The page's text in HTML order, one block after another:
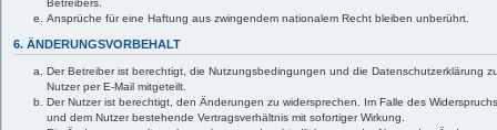
Betreibers.
Ansprüche für eine Haftung aus zwingendem nationalem Recht bleiben unberührt.
6. ÄNDERUNGSVORBEHALT
Der Betreiber ist berechtigt, die Nutzungsbedingungen und die Datenschutzerklärung
Nutzer per E-Mail mitgeteilt.
Der Nutzer ist berechtigt, den Änderungen zu widersprechen. Im Falle des
und dem Nutzer bestehende Vertragsverhältnis mit sofortiger Wirkung.